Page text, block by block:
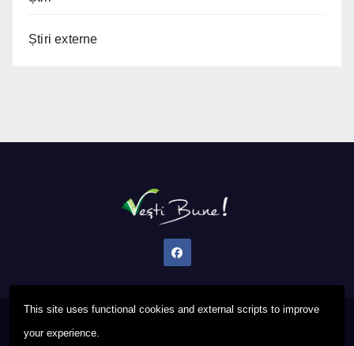
This site uses functional cookies and external scripts to improve
your experience.
Știri externe
Proudly powered by WordPress